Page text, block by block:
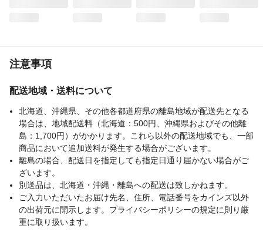
注意事項
配送地域・送料について
北海道、沖縄県、その他各都道府県の離島地域が配送先となる
場合は、地域配送料（北海道：500円、沖縄県およびその他離
島：1,700円）がかかります。これら以外の配送地域でも、一部
商品において追加送料が発生する場合がございます。
離島の場合、配送日を指定しても指定日通り届かない場合がご
ざいます。
別送品は、北海道・沖縄・離島への配送は致しかねます。
ご入力いただいたお届け先名、住所、電話番号をカインズ以外
の出荷元に開示します。プライバシーポリシーの規定に則り厳
重に取り扱います。